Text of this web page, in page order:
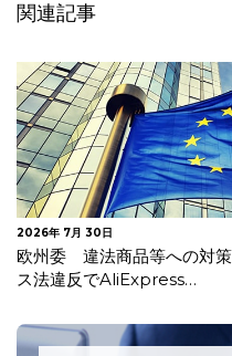
関連記事
2026年 7月 30日
欧州委 違法商品等への対
ス法違反でAliExpress…